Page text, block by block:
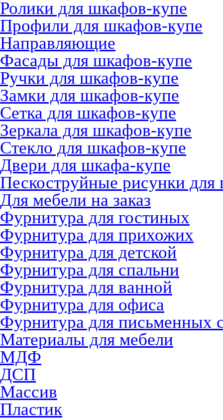
Ролики для шкафов-купе
Профили для шкафов-купе
Направляющие
Фасады для шкафов-купе
Ручки для шкафов-купе
Замки для шкафов-купе
Сетка для шкафов-купе
Зеркала для шкафов-купе
Стекло для шкафов-купе
Двери для шкафа-купе
Пескоструйные рисунки
Для мебели на заказ
Фурнитура для гостиных
Фурнитура для прихожих
Фурнитура для детской
Фурнитура для спальни
Фурнитура для ванной
Фурнитура для офиса
Фурнитура для письменных
Материалы для мебели
МДФ
ДСП
Массив
Пластик